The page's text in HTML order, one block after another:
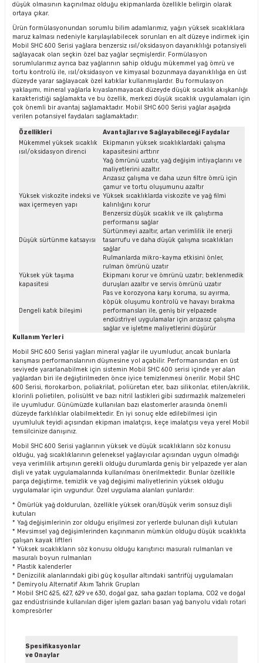
düşük olmasının kaçınılmaz olduğu ekipmanlarda özellikle belirgin olarak
ortaya çıkar.
Ürün formülasyonundan sorumlu bilim adamlarımız, yağın yüksek sıcaklıklara
maruz kalması nedeniyle karşılaşılabilecek sorunları en alt düzeye indirmek için
Mobil SHC 600 Serisi yağlara benzersiz ısıl/oksidasyon dayanıklılığı potansiyeli
sağlayacak olan seçkin özel baz yağlar seçmişlerdir. Formülasyon
sorumlularımız ayrıca baz yağlarının sahip olduğu mükemmel yağ ömrü ve
tortu kontrolü ile, ısıl/oksidasyon ve kimyasal bozunmaya dayanıklılığa en üst
düzeyde yarar sağlayacak özel katıklar kullanmışlardır. Bu formulasyon
yaklaşımı, mineral yağlarla kıyaslanmayacak düzeyde düşük sıcaklık akışkanlığı
karakteristiği sağlamakta ve bu özellik, merkezi düşük sıcaklık uygulamaları için
çok önemli bir avantaj sağlamaktadır. Mobil SHC 600 Serisi yağlar aşağıda
verilen potansiyel faydaları sağlamaktadır:
Özellikleri
Avantajları ve Sağlayabileceği Faydalar
Mükemmel yüksek sıcaklık
ısıl/oksidasyon direnci
Ekipmanın yüksek sıcaklıklardaki çalışma
kapasitesini arttırır
Yağ ömrünü uzatır, yağ değişim intiyaçlarını ve
maliyetlerini azaltır.
Arızasız çalışma ve daha uzun filtre ömrü için
çamur ve tortu oluşumunu azaltır
Yüksek viskozite indeksi ve
wax içermeyen yapı
Yüksek sıcaklıklarda viskozite ve yağ filmi
kalınlığını korur
Benzersiz düşük sıcaklık ve ilk çalıştırma
performansı sağlar
Düşük sürtünme katsayısı
Sürtünmeyi azaltır, artan verimlilik ile enerji
tasarrufu ve daha düşük çalışma sıcaklıkları
sağlar
Rulmanlarda mikro-kayma etkisini önler,
rulman ömrünü uzatır
Yüksek yük taşıma
kapasitesi
Ekipmanı korur ve ömrünü uzatır; beklenmedik
duruşları azaltır ve servis ömrünü uzatır
Dengeli katık bileşimi
Pas ve korozyona karşı koruma, su ayırma,
köpük oluşumu kontrolü ve havayı bırakma
performansları ile, geniş bir yelpazede
endüstriyel uygulamalar için arızasız çalışma
sağlar ve işletme maliyetlerini düşürür
Kullanım Yerleri
Mobil SHC 600 Serisi yağları mineral yağlar ile uyumludur, ancak bunlarla
karışması performanslarının düşmesine yol açabilir. Performansından en üst
seviyede yararlanabilmek için sistemin Mobil SHC 600 serisi içinde yer alan
yağlardan biri ile değiştirilmeden önce iyice temizlenmesi önerilir. Mobil SHC
600 Serisi, florokarbon, poliakrilat, poliüretan eter, bazı silikonlar, etilen/akrilik,
klorinli polietilen, polisülfit ve bazı nitril lastikleri gibi sızdırmazlık malzemeleri
ile uyumludur. Günümüzde kullanılan bazı elastomerler arasında önemli
düzeyde farklılıklar olabilmektedir. En iyi sonuç elde edilebilmesi için
uyumluluk teyidi açısından ekipman imalatçısı, keçe imalatçısı veya yerel Mobil
temsilcinize danışınız.
Mobil SHC 600 Serisi yağlarının yüksek ve düşük sıcaklıkların söz konusu
olduğu, yağ sıcaklıklarının geleneksel yağlayıcılar açısından uygun olmadığı
veya verimlilik artışının gerekli olduğu durumlarda geniş bir yelpazede yer alan
dişli ve yatak uygulamalarında kullanılması önerilmektedir. Bunlar özellikle
parça değiştirme, temizlik ve yağ değişimi maliyetlerinin yüksek olduğu
uygulamalar için uygundur. Özel uygulama alanları şunlardır:
* Ömürlük yağ doldurulan, özellikle yüksek oran/düşük verim sonsuz dişli
kutuları
* Yağ değişimlerinin zor olduğu erişilmesi zor yerlerde bulunan dişli kutuları
* Mevsimsel yağ değişimlerinden kaçınmanın mümkün olduğu düşük sıcaklıkta
çalışan kayak liftleri
* Yüksek sıcaklıkların söz konusu olduğu karıştırıcı masuralı rulmanları ve
masuralı boyun rulmanları
* Plastik kalenderler
* Denizcilik alanlarındaki gibi güç koşullar altındaki santrifüj uygulamaları
* Demiryolu Alternatif Akım Tahrik Grupları
* Mobil SHC 625, 627, 629 ve 630, doğal gaz, saha gazları toplama, CO2 ve doğal
gaz endüstrisinde kullanılan diğer işlem gazları basan yağ banyolu vidalı rotari
kompresörler
Spesifikasyonlar
ve Onaylar